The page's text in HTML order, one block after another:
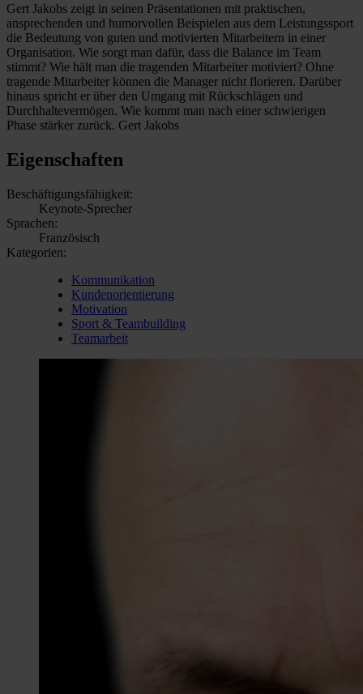
Gert Jakobs zeigt in seinen Präsentationen mit praktischen,
ansprechenden und humorvollen Beispielen aus dem Leistungssport
die Bedeutung von guten und motivierten Mitarbeitern in einer
Organisation. Wie sorgt man dafür, dass die Balance im Team
stimmt? Wie hält man die tragenden Mitarbeiter motiviert? Ohne
tragende Mitarbeiter können die Manager nicht florieren. Darüber
hinaus spricht er über den Umgang mit Rückschlägen und
Durchhaltevermögen. Wie kommt man nach einer schwierigen
Phase stärker zurück. Gert Jakobs
Eigenschaften
Beschäftigungsfähigkeit:
Keynote-Sprecher
Sprachen:
Französisch
Kategorien:
Kommunikation
Kundenorientierung
Motivation
Sport & Teambuilding
Teamarbeit